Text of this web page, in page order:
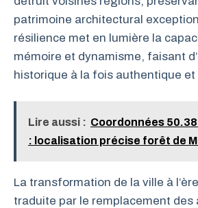
patrimoine architectural
résilience met en lumière la
mémoire et dynamisme, faisant
historique à la fois authentique et
Lire aussi : Coordonnées
: localisation précise forêt de
La transformation de la ville à
traduite par le remplacement des